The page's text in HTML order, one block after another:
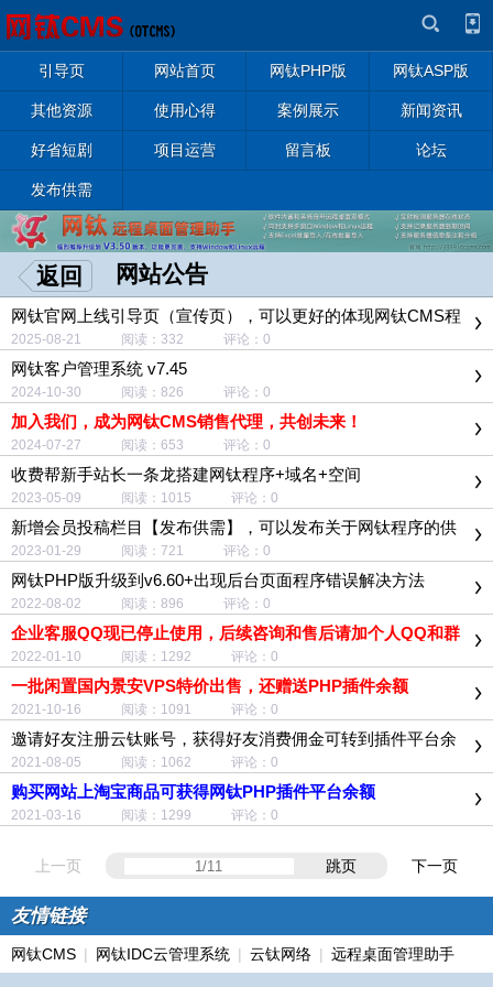
引导页 网站首页 网钛PHP版 网钛ASP版
其他资源 使用心得 案例展示 新闻资讯
好省短剧 项目运营 留言板 论坛
发布供需
返回 网站公告
网钛官网上线引导页（宣传页），可以更好的体现网钛CMS程
序的特色和功能
2025-08-21 阅读：332 评论：0
网钛客户管理系统 v7.45
2024-10-30 阅读：826 评论：0
加入我们，成为网钛CMS销售代理，共创未来！
2024-07-27 阅读：653 评论：0
收费帮新手站长一条龙搭建网钛程序+域名+空间
2023-05-09 阅读：1015 评论：0
新增会员投稿栏目【发布供需】，可以发布关于网钛程序的供
需要求
2023-01-29 阅读：721 评论：0
网钛PHP版升级到v6.60+出现后台页面程序错误解决方法
2022-08-02 阅读：896 评论：0
企业客服QQ现已停止使用，后续咨询和售后请加个人QQ和群
2022-01-10 阅读：1292 评论：0
一批闲置国内景安VPS特价出售，还赠送PHP插件余额
2021-10-16 阅读：1091 评论：0
邀请好友注册云钛账号，获得好友消费佣金可转到插件平台余
额~
2021-08-05 阅读：1062 评论：0
购买网站上淘宝商品可获得网钛PHP插件平台余额
2021-03-16 阅读：1299 评论：0
上一页 跳页 下一页
友情链接
网钛CMS | 网钛IDC云管理系统 | 云钛网络 | 远程桌面管理助手